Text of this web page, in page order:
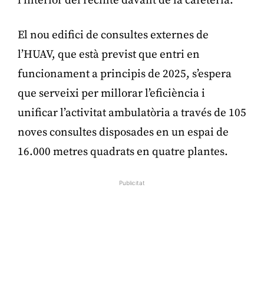
El nou edifici de consultes externes de
l’HUAV, que està previst que entri en
funcionament a principis de 2025, s’espera
que serveixi per millorar l’eficiència i
unificar l’activitat ambulatòria a través de 105
noves consultes disposades en un espai de
16.000 metres quadrats en quatre plantes.
Publicitat